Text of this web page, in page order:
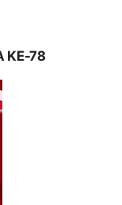
KE-78